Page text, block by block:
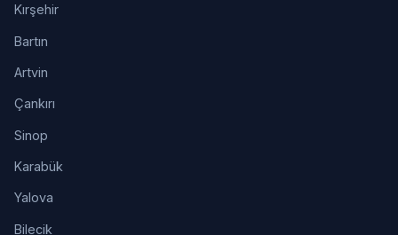
Kırşehir
Bartın
Artvin
Çankırı
Sinop
Karabük
Yalova
Bilecik